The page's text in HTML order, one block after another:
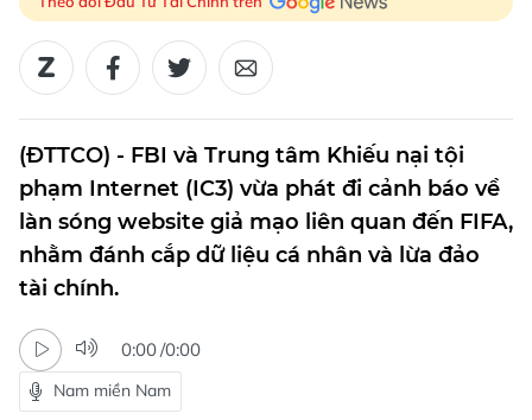
(ĐTTCO) - FBI và Trung tâm Khiếu nại tội
phạm Internet (IC3) vừa phát đi cảnh báo về
làn sóng website giả mạo liên quan đến FIFA,
nhằm đánh cắp dữ liệu cá nhân và lừa đảo
tài chính.
0:00/0:00
Nam miền Nam